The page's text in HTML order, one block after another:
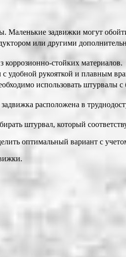
Маленькие задвижки могут
или другими
коррозионно-стойких материалов.
с удобной рукояткой и плавным
использовать
расположена в
штурвал, который
оптимальный вариант с